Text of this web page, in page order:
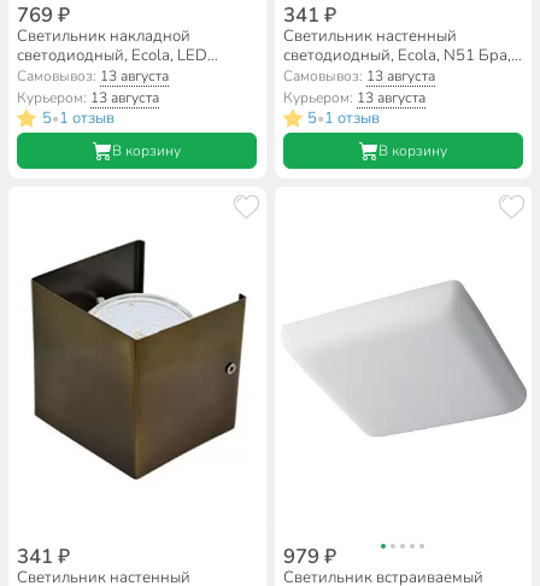
769 ₽
Светильник накладной
светодиодный, Ecola, LED
8003A, GX53, на 1 лампочку,
IP65, 11.4х9х14 см, белая
матовая, FW53C1ECH
Самовывоз: 13 августа
Курьером: 13 августа
5•1 отзыв
В корзину
341 ₽
Светильник настенный
светодиодный, Ecola, N51 Бра,
15 Вт, GX53, на 1 лампочку,
IP20, 10х10х9 см, черный/хром,
FBN51FECB
Самовывоз: 13 августа
Курьером: 13 августа
5•1 отзыв
В корзину
341 ₽
Светильник настенный
979 ₽
Светильник встраиваемый